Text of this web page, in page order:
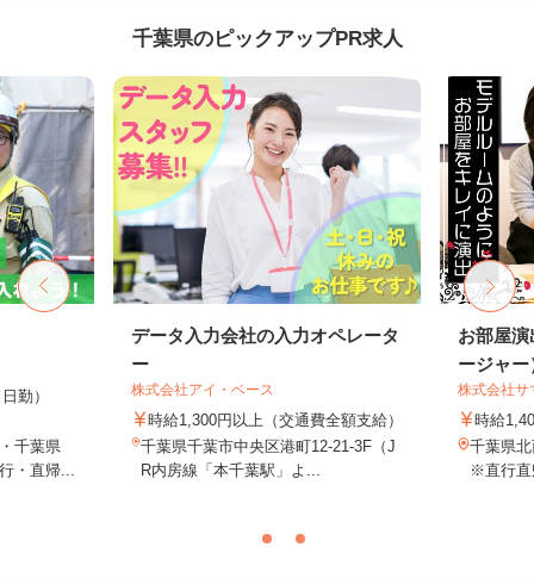
千葉県のピックアップPR求人
日勤）
千葉県
・直帰...
データ入力会社の入力オペレータ
ー
株式会社アイ・ベース
時給1,300円以上（交通費全額支給）
千葉県千葉市中央区港町12-21-3F（J
R内房線「本千葉駅」よ...
お部屋
ージャー
株式会社サ
時給
千葉県
※直行直